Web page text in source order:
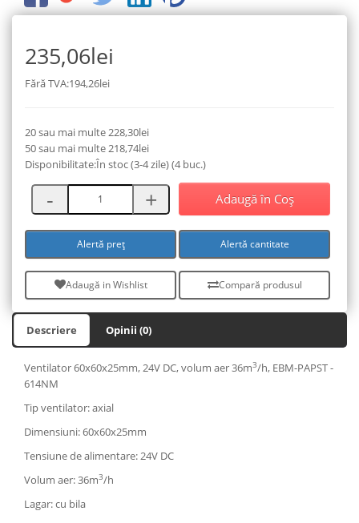
235,06lei
Fără TVA:194,26lei
20 sau mai multe 228,30lei
50 sau mai multe 218,74lei
Disponibilitate:În stoc (3-4 zile) (4 buc.)
Adaugă în Coş
Alertă preț Alertă cantitate
Adaugă in Wishlist Compară produsul
Descriere Opinii (0)
Ventilator 60x60x25mm, 24V DC, volum aer 36m3/h, EBM-PAPST -
614NM
Tip ventilator: axial
Dimensiuni: 60x60x25mm
Tensiune de alimentare: 24V DC
Volum aer: 36m3/h
Lagar: cu bila